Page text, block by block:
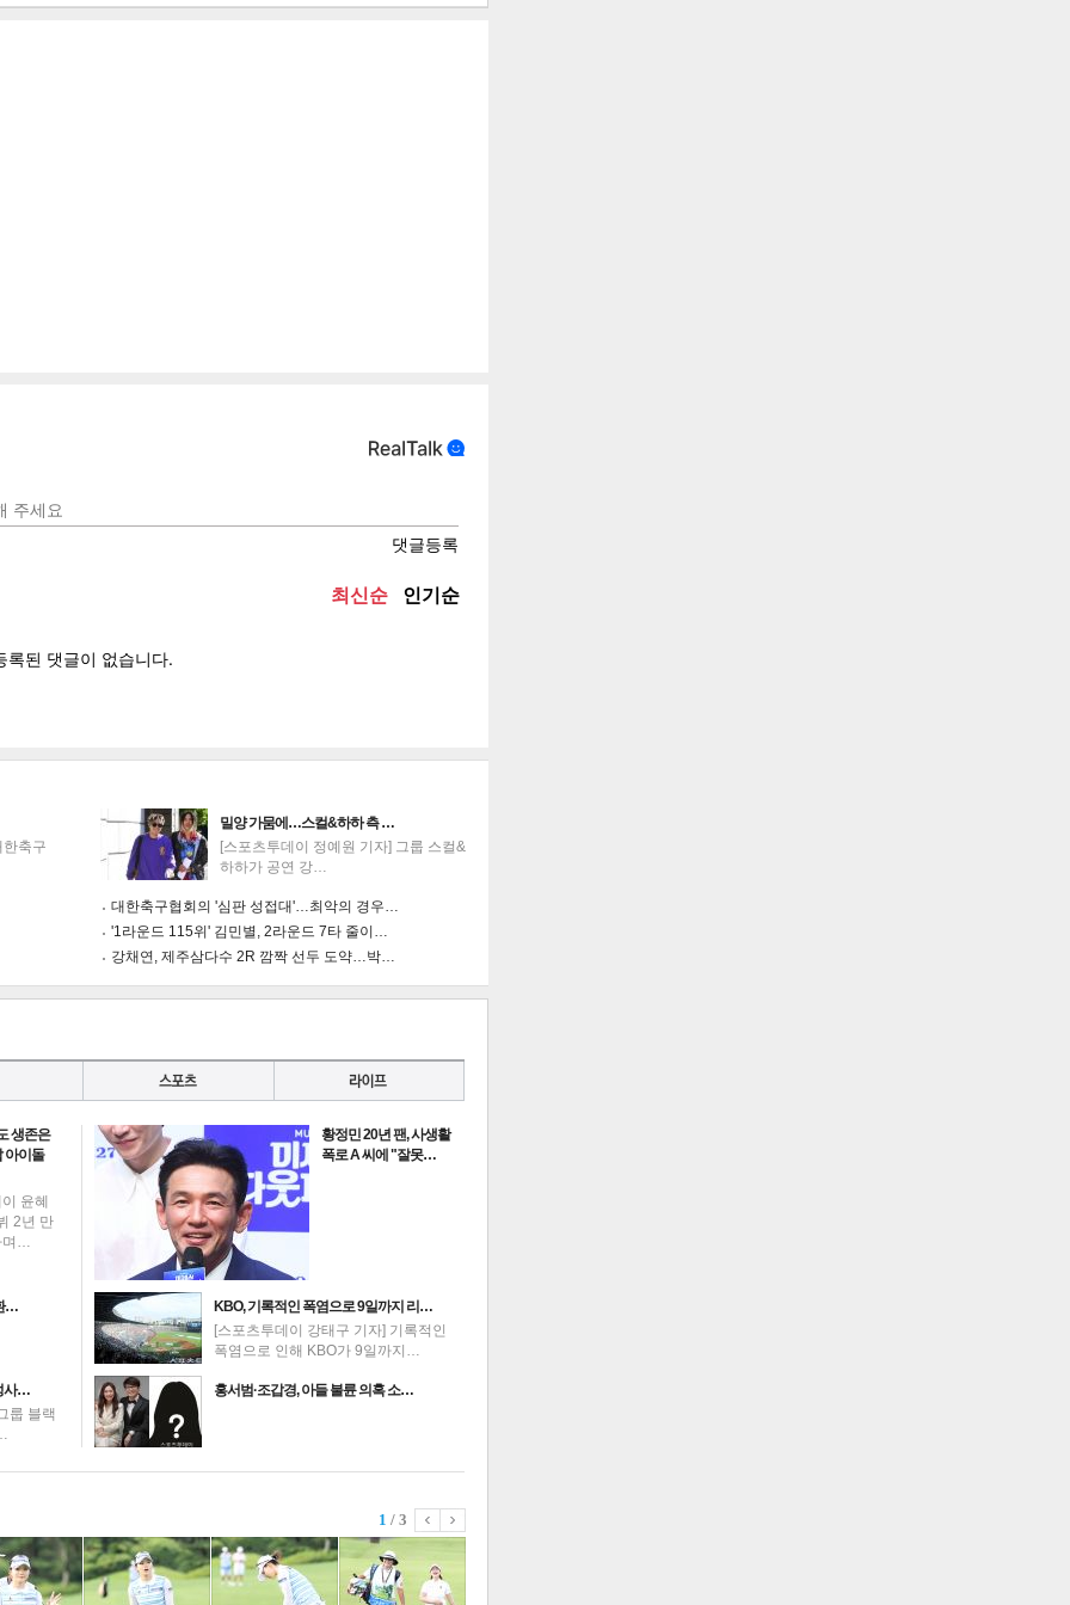
인쇄 목록
축구
밀양 가뭄에…스컬&하하 측 …
[스포츠투데이 정예원 기자] 그룹 스컬&
하하가 공연 강…
대한축구협회의 '심판 성접대'…최악의 경우…
'1라운드 115위' 김민별, 2라운드 7타 줄이…
강채연, 제주삼다수 2R 깜짝 선두 도약…박…
생존은
이돌
윤혜
2년 만
며…
…
사…
룹 블랙
황정민 20년 팬, 사생활
폭로 A 씨에 "잘못…
KBO, 기록적인 폭염으로 9일까지 리…
[스포츠투데이 강태구 기자] 기록적인
폭염으로 인해 KBO가 9일까지…
홍서범·조갑경, 아들 불륜 의혹 소…
1 / 3